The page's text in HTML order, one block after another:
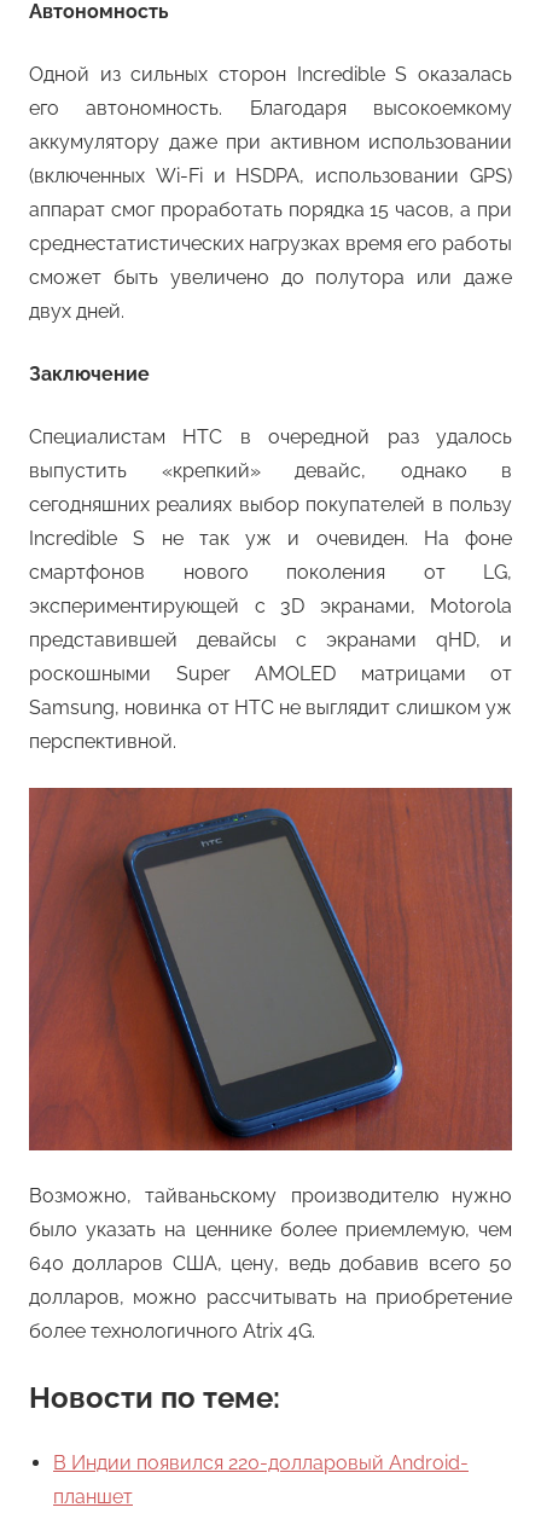
Автономность
Одной из сильных сторон Incredible S оказалась
его автономность. Благодаря высокоемкому
аккумулятору даже при активном использовании
(включенных Wi-Fi и HSDPA, использовании GPS)
аппарат смог проработать порядка 15 часов, а при
среднестатистических нагрузках время его работы
сможет быть увеличено до полутора или даже
двух дней.
Заключение
Специалистам HTC в очередной раз удалось
выпустить «крепкий» девайс, однако в
сегодняшних реалиях выбор покупателей в пользу
Incredible S не так уж и очевиден. На фоне
смартфонов нового поколения от LG,
экспериментирующей с 3D экранами, Motorola
представившей девайсы с экранами qHD, и
роскошными Super AMOLED матрицами от
Samsung, новинка от HTC не выглядит слишком уж
перспективной.
Возможно, тайваньскому производителю нужно
было указать на ценнике более приемлемую, чем
640 долларов США, цену, ведь добавив всего 50
долларов, можно рассчитывать на приобретение
более технологичного Atrix 4G.
Новости по теме:
В Индии появился 220-долларовый Android-
планшет